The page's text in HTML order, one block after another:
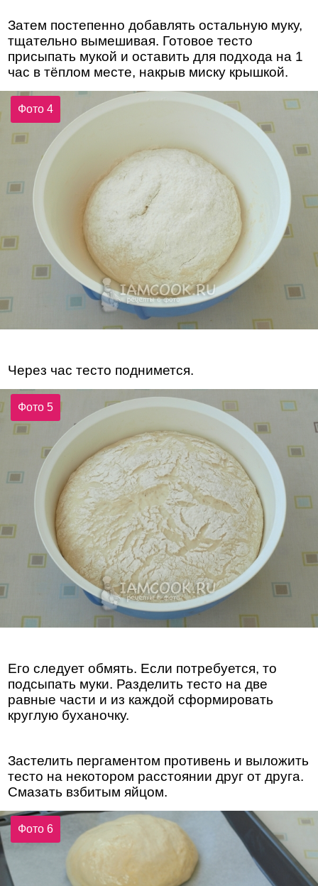
Затем постепенно добавлять остальную муку,
тщательно вымешивая. Готовое тесто
присыпать мукой и оставить для подхода на 1
час в тёплом месте, накрыв миску крышкой.
Фото 4
Через час тесто поднимется.
Фото 5
Его следует обмять. Если потребуется, то
подсыпать муки. Разделить тесто на две
равные части и из каждой сформировать
круглую буханочку.
Застелить пергаментом противень и выложить
тесто на некотором расстоянии друг от друга.
Смазать взбитым яйцом.
Фото 6